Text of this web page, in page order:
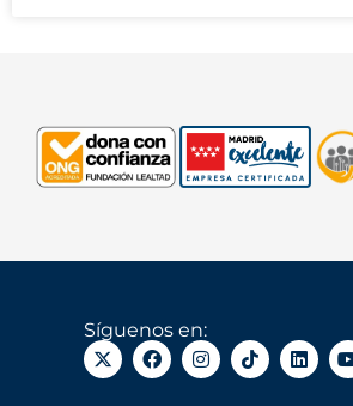
Síguenos en: